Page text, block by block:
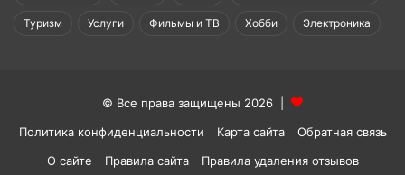
Туризм Услуги Фильмы и ТВ Хобби Электроника
© Все права защищены 2026 |
Политика конфиденциальности
Карта сайта
Обратная связь
О сайте
Правила сайта
Правила удаления отзывов